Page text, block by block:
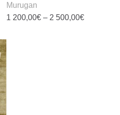
Murugan
1 200,00€ – 2 500,00€Диапазон